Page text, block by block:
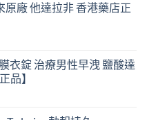
原廠 他達拉非 香港藥店正
衣錠 治療男性早洩 鹽酸達
品】